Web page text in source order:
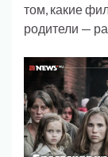
том, какие
родители —